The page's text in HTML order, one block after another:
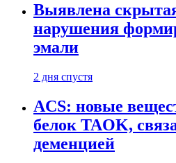
Выявлена
нарушения
эмали
2 дня спустя
ACS: новые
белок TAOK,
деменцией